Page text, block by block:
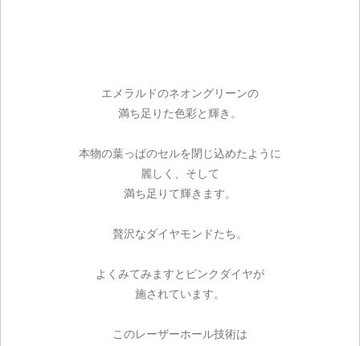
エメラルドのネオングリーンの
満ち足りた色彩と輝き。
本物の葉っぱのセルを閉じ込めたように
麗しく、そして
満ち足りて輝きます。
贅沢なダイヤモンドたち。
よくみてみますとピンクダイヤが
施されています。
このレーザーホール技術は